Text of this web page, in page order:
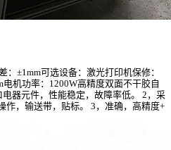
±1mm可选设备：激光打印机保修：
机功率：1200W高精度双面不干胶自
器元件，性能稳定，故障率低。 2，采
作，输送带，贴标。 3，准确，高精度+